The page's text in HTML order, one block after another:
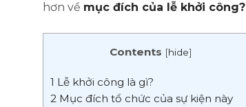
hơn về mục đích của lễ khởi công?
Contents [hide]
1 Lễ khởi công là gì?
2 Mục đích tổ chức của sự kiện này